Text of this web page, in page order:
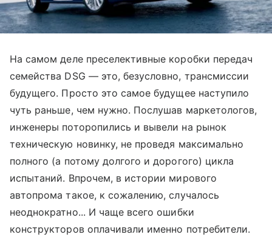
На самом деле преселективные коробки передач
семейства DSG — это, безусловно, трансмиссии
будущего. Просто это самое будущее наступило
чуть раньше, чем нужно. Послушав маркетологов,
инженеры поторопились и вывели на рынок
техническую новинку, не проведя максимально
полного (а потому долгого и дорогого) цикла
испытаний. Впрочем, в истории мирового
автопрома такое, к сожалению, случалось
неоднократно... И чаще всего ошибки
конструкторов оплачивали именно потребители.